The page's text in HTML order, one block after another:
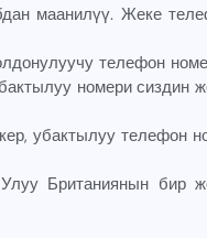
маанилүү. Жеке
телефон
номери сиздин
убактылуу телефон
Британиянын бир